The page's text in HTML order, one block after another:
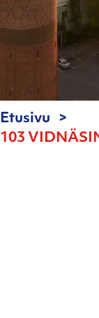
Etusivu
103